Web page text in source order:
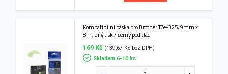
Kompatibilní páska pro Brother TZe-325, 9mm x
8m, bílý tisk / černý podklad
169 Kč (139,67 Kč bez DPH)
Skladem 6-10 ks